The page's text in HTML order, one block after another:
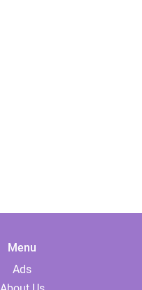
Menu
Ads